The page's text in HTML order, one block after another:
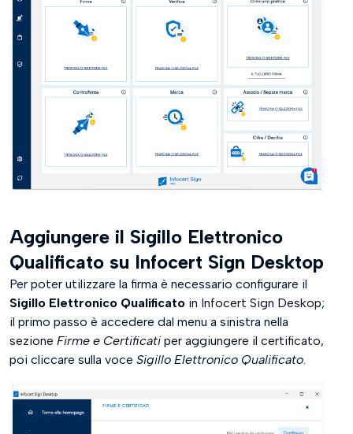
Aggiungere il Sigillo Elettronico
Qualificato su Infocert Sign Desktop
Per poter utilizzare la firma è necessario configurare il
Sigillo Elettronico Qualificato in Infocert Sign Deskop;
il primo passo è accedere dal menu a sinistra nella
sezione Firme e Certificati per aggiungere il certificato,
poi cliccare sulla voce Sigillo Elettronico Qualificato.